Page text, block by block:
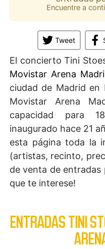
Encuentre a
Tweet
El concierto Tini
Movistar Arena
ciudad de Madrid en
Movistar Arena
capacidad para
inaugurado hace 21
esta página toda la
(artistas, recinto,
de venta de entradas
que te interese!
ENTRADAS TINI